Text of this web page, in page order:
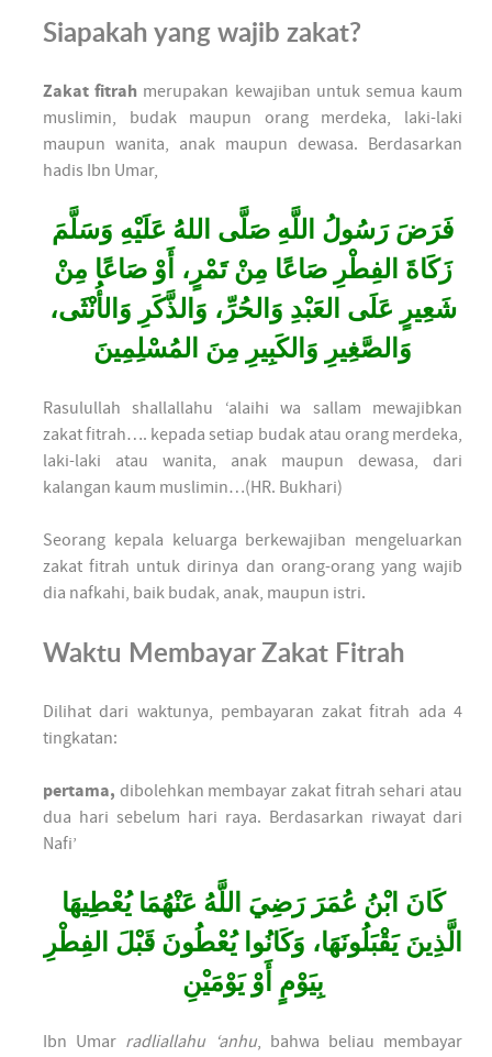
Siapakah yang wajib zakat?
Zakat fitrah merupakan kewajiban untuk semua kaum
muslimin, budak maupun orang merdeka, laki-laki
maupun wanita, anak maupun dewasa. Berdasarkan
hadis Ibn Umar,
فَرَضَ رَسُولُ اللَّهِ صَلَّى اللهُ عَلَيْهِ وَسَلَّمَ
زَكَاةَ الفِطْرِ صَاعًا مِنْ تَمْرٍ، أَوْ صَاعًا مِنْ
شَعِيرٍ عَلَى العَبْدِ وَالحُرِّ، وَالذَّكَرِ وَالأُنْثَى،
وَالصَّغِيرِ وَالكَبِيرِ مِنَ المُسْلِمِينَ
Rasulullah shallallahu ‘alaihi wa sallam mewajibkan
zakat fitrah…. kepada setiap budak atau orang merdeka,
laki-laki atau wanita, anak maupun dewasa, dari
kalangan kaum muslimin…(HR. Bukhari)
Seorang kepala keluarga berkewajiban mengeluarkan
zakat fitrah untuk dirinya dan orang-orang yang wajib
dia nafkahi, baik budak, anak, maupun istri.
Waktu Membayar Zakat Fitrah
Dilihat dari waktunya, pembayaran zakat fitrah ada 4
tingkatan:
pertama, dibolehkan membayar zakat fitrah sehari atau
dua hari sebelum hari raya. Berdasarkan riwayat dari
Nafi’
كَانَ ابْنُ عُمَرَ رَضِيَ اللَّهُ عَنْهُمَا يُعْطِيهَا
الَّذِينَ يَقْبَلُونَهَا، وَكَانُوا يُعْطُونَ قَبْلَ الفِطْرِ
بِيَوْمٍ أَوْ يَوْمَيْنِ
Ibn Umar radliallahu ‘anhu, bahwa beliau membayar